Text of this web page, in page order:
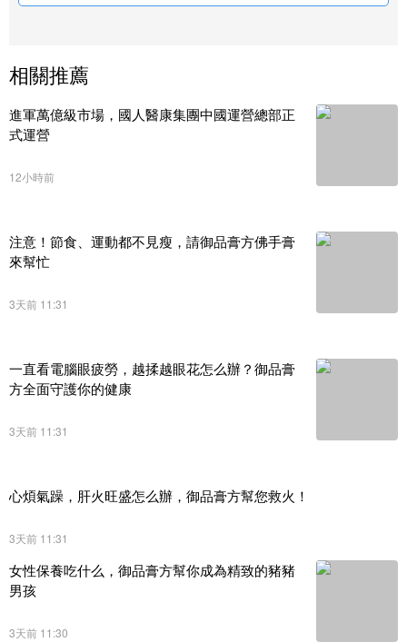
相關推薦
進軍萬億級市場，國人醫康集團中國運營總部正
式運營
12小時前
注意！節食、運動都不見瘦，請御品膏方佛手膏
來幫忙
3天前 11:31
一直看電腦眼疲勞，越揉越眼花怎么辦？御品膏
方全面守護你的健康
3天前 11:31
心煩氣躁，肝火旺盛怎么辦，御品膏方幫您救火！
3天前 11:31
女性保養吃什么，御品膏方幫你成為精致的豬豬
男孩
3天前 11:30